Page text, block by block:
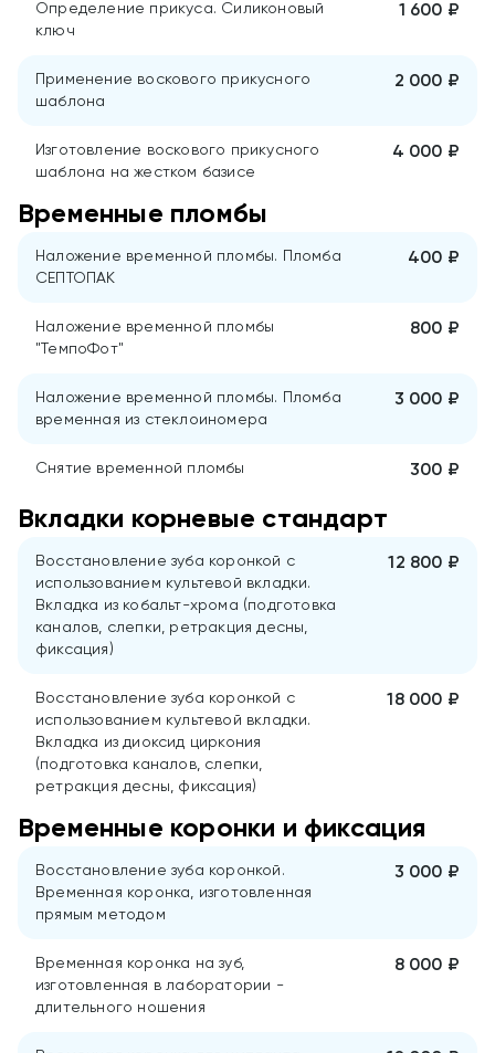
Определение прикуса. Силиконовый
ключ
1 600 ₽
Применение воскового прикусного
шаблона
2 000 ₽
Изготовление воскового прикусного
шаблона на жестком базисе
4 000 ₽
Временные пломбы
Наложение временной пломбы. Пломба
СЕПТОПАК
400 ₽
Наложение временной пломбы
"ТемпоФот"
800 ₽
Наложение временной пломбы. Пломба
временная из стеклоиномера
3 000 ₽
Снятие временной пломбы 300 ₽
Вкладки корневые стандарт
Восстановление зуба коронкой с
использованием культевой вкладки.
Вкладка из кобальт-хрома (подготовка
каналов, слепки, ретракция десны,
фиксация)
12 800 ₽
Восстановление зуба коронкой с
использованием культевой вкладки.
Вкладка из диоксид циркония
(подготовка каналов, слепки,
ретракция десны, фиксация)
18 000 ₽
Временные коронки и фиксация
Восстановление зуба коронкой.
Временная коронка, изготовленная
прямым методом
3 000 ₽
Временная коронка на зуб,
изготовленная в лаборатории -
длительного ношения
8 000 ₽